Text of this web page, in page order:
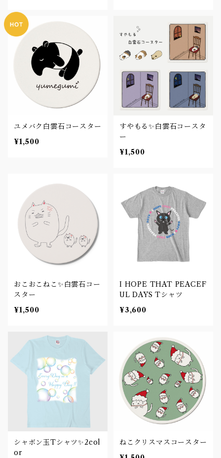
ユメバク白雲石コースター
¥1,500
すやもる✨白雲石コースタ
ー
¥1,500
おこおこねこ✨白雲石コー
スター
¥1,500
I HOPE THAT PEACEF
UL DAYS Tシャツ
¥3,600
シャボン玉Tシャツ✨2col
or
ねこクリスマスコースター